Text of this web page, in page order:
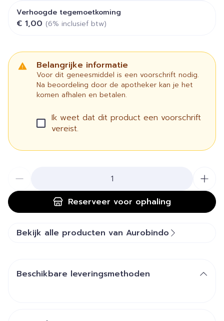
Verhoogde tegemoetkoming
€ 1,00 (6% inclusief btw)
Belangrijke informatie
Voor dit geneesmiddel is een voorschrift nodig.
Na beoordeling door de apotheker kan je het
komen afhalen en betalen.
Ik weet dat dit product een voorschrift
vereist.
Reserveer voor ophaling
Bekijk alle producten van Aurobindo
Beschikbare leveringsmethoden